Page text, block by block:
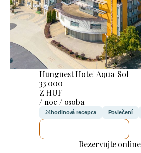
Hunguest Hotel Aqua-Sol
33.000
Z HUF
/ noc / osoba
24hodinová recepce Povlečení
Rezervujte online